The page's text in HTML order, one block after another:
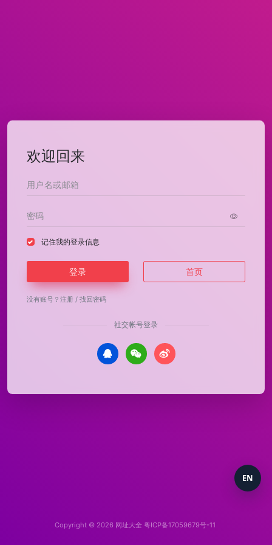
欢迎回来
记住我的登录信息
登录 首页
没有账号？ 注册 / 找回密码
社交帐号登录
Copyright © 2026 网址大全 粤ICP备17059679号-11
EN